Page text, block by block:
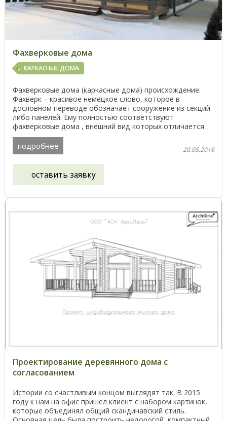
Фахверковые дома
КАРКАСНЫЕ ДОМА
Фахверковые дома (каркасные дома) происхождение:
Фахверк – красивое немецкое слово, которое в
дословном переводе обозначает сооружение из секций
либо панелей. Ему полностью соответствуют
фахверковые дома , внешний вид которых отличается
красотой и ...
подробнее 20.05.2016
оставить заявку
Проектирование деревянного дома с
согласованием
Истории со счастливым концом выглядят так. В 2015
году к нам на офис пришел клиент с набором картинок,
которые объединял общий скандинавский стиль.